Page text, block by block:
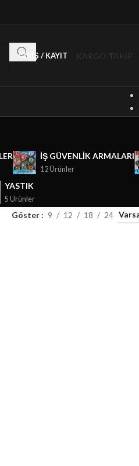
GIRIŞ / KAYIT KARGO TAKİP
İŞ GÜVENLIK ARMALARI
12 Ürünler
YASTIK
5 Ürünler
Göster 9 12 18 24